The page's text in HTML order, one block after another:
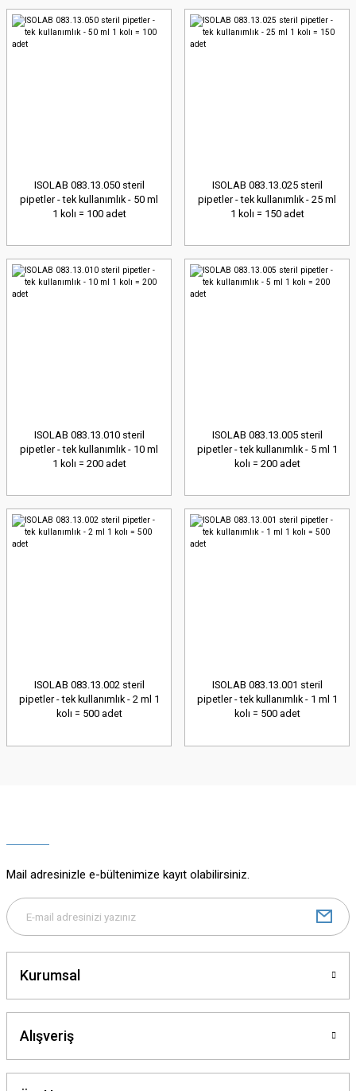
ISOLAB 083.13.050 steril
pipetler - tek kullanımlık - 50 ml
1 kolı = 100 adet
ISOLAB 083.13.025 steril
pipetler - tek kullanımlık - 25 ml
1 kolı = 150 adet
ISOLAB 083.13.010 steril
pipetler - tek kullanımlık - 10 ml
1 kolı = 200 adet
ISOLAB 083.13.005 steril
pipetler - tek kullanımlık - 5 ml 1
kolı = 200 adet
ISOLAB 083.13.002 steril
pipetler - tek kullanımlık - 2 ml 1
kolı = 500 adet
ISOLAB 083.13.001 steril
pipetler - tek kullanımlık - 1 ml 1
kolı = 500 adet
Mail adresinizle e-bültenimize kayıt olabilirsiniz.
Kurumsal
Alışveriş